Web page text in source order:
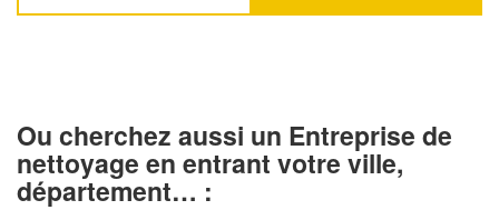
Ou cherchez aussi un Entreprise de
nettoyage en entrant votre ville,
département… :